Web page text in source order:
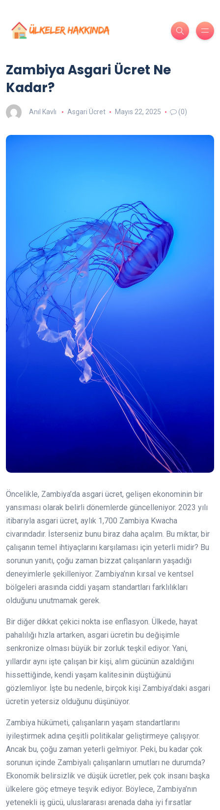
Zambiya Asgari Ücret Ne
Kadar?
Anıl Kavlı Asgari Ücret Mayıs 22, 2025 (0)
Öncelikle, Zambiya’da asgari ücret, gelişen ekonominin bir
yansıması olarak belirli dönemlerde güncelleniyor. 2023 yılı
itibarıyla asgari ücret, aylık 1,700 Zambiya Kwacha
civarındadır. İsterseniz bunu biraz daha açalım. Bu miktar, bir
çalışanın temel ihtiyaçlarını karşılaması için yeterli midir? Bu
sorunun yanıtı, çoğu zaman bizzat çalışanların yaşadığı
deneyimlerle şekilleniyor. Zambiya’nın kırsal ve kentsel
bölgeleri arasında ciddi yaşam standartları farklılıkları
olduğunu unutmamak gerek.
Bir diğer dikkat çekici nokta ise enflasyon. Ülkede, hayat
pahalılığı hızla artarken, asgari ücretin bu değişimle
senkronize olması büyük bir zorluk teşkil ediyor. Yani,
yıllardır aynı işte çalışan bir kişi, alım gücünün azaldığını
hissettiğinde, kendi yaşam kalitesinin düştüğünü
gözlemliyor. İşte bu nedenle, birçok kişi Zambiya’daki asgari
ücretin yetersiz olduğunu düşünüyor.
Zambiya hükümeti, çalışanların yaşam standartlarını
iyileştirmek adına çeşitli politikalar geliştirmeye çalışıyor.
Ancak bu, çoğu zaman yeterli gelmiyor. Peki, bu kadar çok
sorunun içinde Zambiyalı çalışanların umutları ne durumda?
Ekonomik belirsizlik ve düşük ücretler, pek çok insanı başka
ülkelere göç etmeye teşvik ediyor. Böylece, Zambiya’nın
yetenekli iş gücü, uluslararası arenada daha iyi fırsatlar